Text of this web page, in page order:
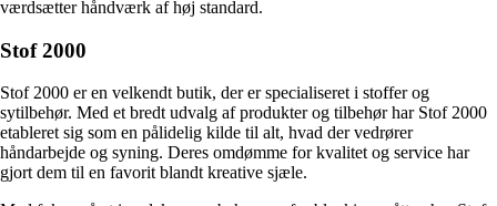
værdsætter håndværk af høj standard.
Stof 2000
Stof 2000 er en velkendt butik, der er specialiseret i stoffer og
sytilbehør. Med et bredt udvalg af produkter og tilbehør har Stof 2000
etableret sig som en pålidelig kilde til alt, hvad der vedrører
håndarbejde og syning. Deres omdømme for kvalitet og service har
gjort dem til en favorit blandt kreative sjæle.